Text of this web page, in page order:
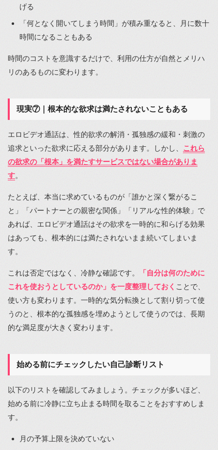
げる
「何となく開いてしまう時間」が積み重なると、月に数十
時間になることもある
時間のコストを意識するだけで、利用の仕方が自然とメリハ
リのあるものに変わります。
現実⑦｜根本的な欲求は満たされないこともある
エロビデオ通話は、性的欲求の解消・孤独感の緩和・刺激の
追求といった欲求に応える部分があります。しかし、 これら
の欲求の「根本」を満たすサービスではない場合がありま
す。
たとえば、本当に求めているものが「誰かと深く繋がるこ
と」「パートナーとの親密な関係」「リアルな性的体験」で
あれば、エロビデオ通話はその欲求を一時的に和らげる効果
はあっても、根本的には満たされないまま続いてしまいま
す。
これは否定ではなく、冷静な確認です。
「自分は何のために
これを使おうとしているのか」を一度整理しておく ことで、
使い方も変わります。一時的な気分転換として割り切って使
うのと、根本的な孤独感を埋めようとして使うのでは、長期
的な満足度が大きく変わります。
始める前にチェックしたい自己診断リスト
以下のリストを確認してみましょう。チェックが多いほど、
始める前に冷静に立ち止まる時間を取ることをおすすめしま
す。
月の予算上限を決めていない